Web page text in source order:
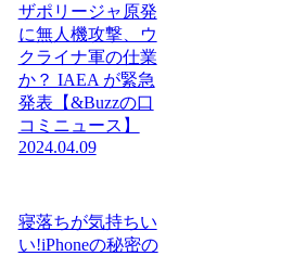
ザポリージャ原発
に無人機攻撃、ウ
クライナ軍の仕業
か？ IAEA が緊急
発表【&Buzzの口
コミニュース】
2024.04.09
寝落ちが気持ちい
い!iPhoneの秘密の